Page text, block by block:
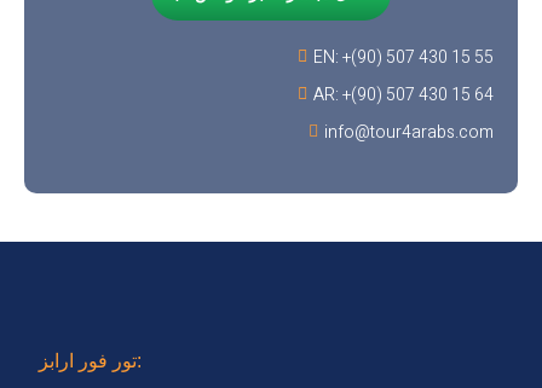
EN: +(90) 507 430 15 55
AR: +(90) 507 430 15 64
info@tour4arabs.com
تور فور ارابز: